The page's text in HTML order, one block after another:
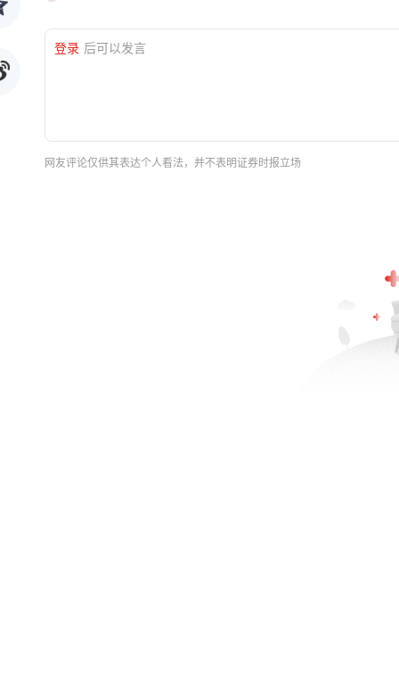
登录 后可以发言
网友评论仅供其表达个人看法，并不表明证券时报立场